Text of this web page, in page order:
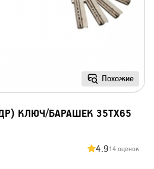
Похожие
КЛЮЧ/БАРАШЕК 35ТХ65
4.914 оценок